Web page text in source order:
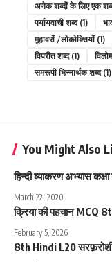
अनेक शब्दों के लिए एक
पर्यायवाची शब्द(1)
मुहावरों /लोकोक्तियों(1)
विपरीत शब्द(1)
समरूपी भिन्नार्थक शब्द(1)
You Might Also
हिन्दी व्याकरण अभ्यास
March 22, 2020
क्रिया की पहचान MCQ
February 5, 2026
8th Hindi L20 सरफ़रोशी